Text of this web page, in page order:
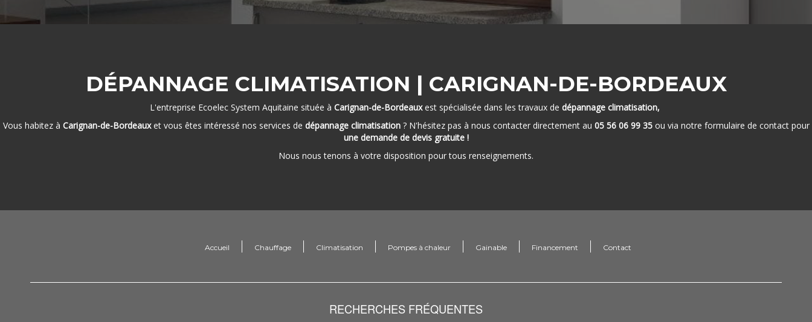
DÉPANNAGE CLIMATISATION | CARIGNAN-DE-BORDEAUX
L'entreprise Ecoelec System Aquitaine située à Carignan-de-Bordeauxest spécialisée dans les travaux de dépannage climatisation,
Vous habitez à Carignan-de-Bordeauxet vous êtes intéressé nos services de dépannage climatisation ? N'hésitez pas à nous contacter directement au 05 56 06 99 35 ou via notre formulaire de contact pour
une demande de devis gratuite !
Nous nous tenons à votre disposition pour tous renseignements.
Accueil Chauffage Climatisation Pompes à chaleur Gainable Financement Contact
RECHERCHES FRÉQUENTES